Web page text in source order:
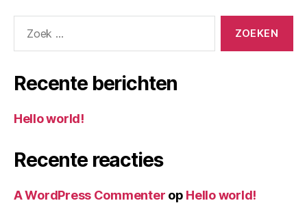
naar:
Recente berichten
Hello world!
Recente reacties
A WordPress Commenter op Hello world!